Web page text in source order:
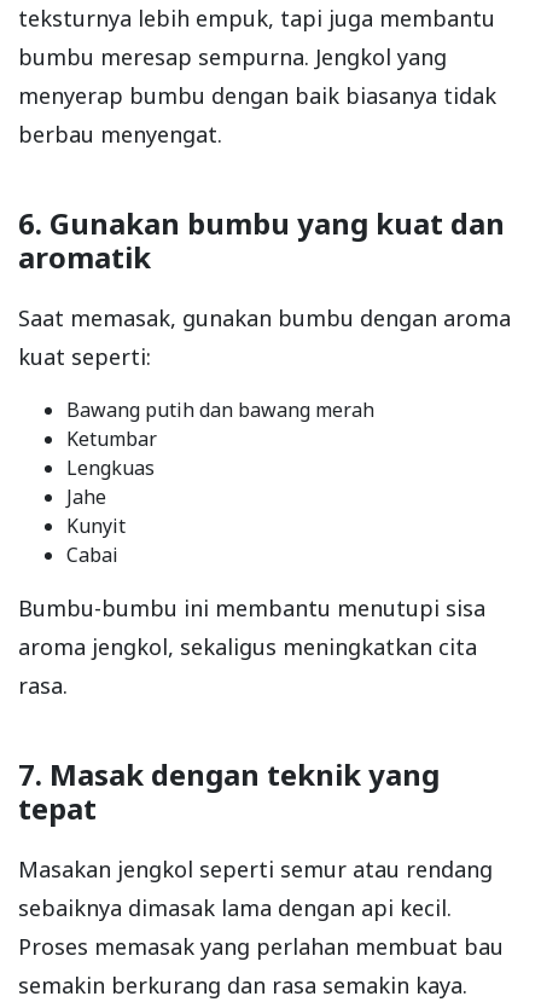
teksturnya lebih empuk, tapi juga membantu
bumbu meresap sempurna. Jengkol yang
menyerap bumbu dengan baik biasanya tidak
berbau menyengat.
6. Gunakan bumbu yang kuat dan
aromatik
Saat memasak, gunakan bumbu dengan aroma
kuat seperti:
Bawang putih dan bawang merah
Ketumbar
Lengkuas
Jahe
Kunyit
Cabai
Bumbu-bumbu ini membantu menutupi sisa
aroma jengkol, sekaligus meningkatkan cita
rasa.
7. Masak dengan teknik yang
tepat
Masakan jengkol seperti semur atau rendang
sebaiknya dimasak lama dengan api kecil.
Proses memasak yang perlahan membuat bau
semakin berkurang dan rasa semakin kaya.